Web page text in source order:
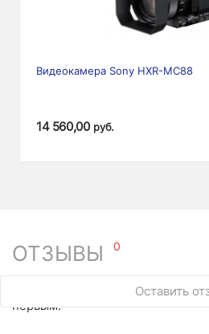
Видеокамера Sony HXR-MC88
14 560,00 руб.
ОТЗЫВЫ 0
Оставить
У этого товара нет ни одного
первым.